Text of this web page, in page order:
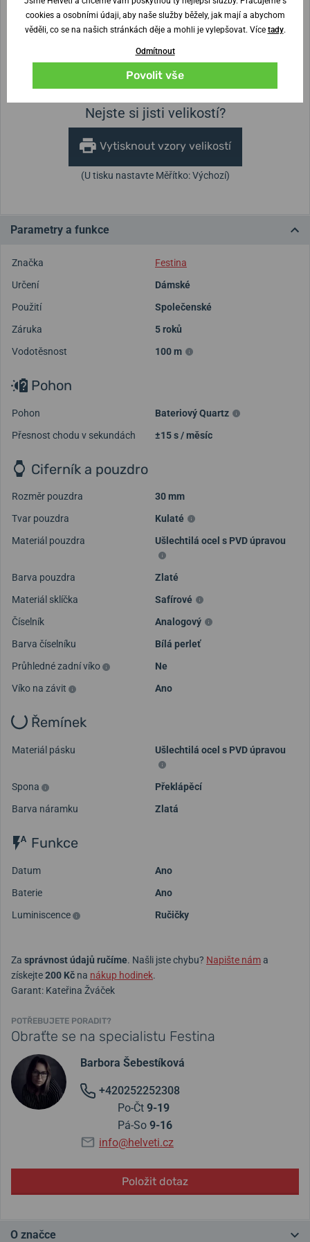
Šířka řemínku
Průměr pouzdra
30 mm
Nejste si jisti velikostí?
Vytisknout vzory velikostí
(U tisku nastavte Měřítko: Výchozí)
Parametry a funkce
Značka
Festina
Určení
Dámské
Použití
Společenské
Záruka
5 roků
Vodotěsnost
100 m
Pohon
Pohon
Bateriový Quartz
Přesnost chodu v sekundách
±15 s / měsíc
Ciferník a pouzdro
Rozměr pouzdra
30 mm
Tvar pouzdra
Kulaté
Materiál pouzdra
Ušlechtilá ocel s PVD úpravou
Barva pouzdra
Zlaté
Materiál sklíčka
Safírové
Číselník
Analogový
Barva číselníku
Bílá perleť
Průhledné zadní víko
Ne
Víko na závit
Ano
Řemínek
Materiál pásku Ušlechtilá ocel s PVD úpravou
Spona
Překlápěcí
Barva náramku
Zlatá
Funkce
Datum
Ano
Baterie
Ano
Luminiscence
Ručičky
Za správnost údajů ručíme. Našli jste chybu? Napište náma
získejte200 Kč na nákup hodinek.
Garant: Kateřina Žváček
POTŘEBUJETE PORADIT?
Obraťte se na specialistu Festina
Barbora Šebestíková
+420252252308
Po-Čt 9-19
Pá-So 9-16
info@helveti.cz
Položit dotaz
O značce
cookies a osobními údaji, aby naše služby běžely, jak mají a abychom
věděli, co se na našich stránkách děje a mohli je vylepšovat. Více tady.
Odmítnout
Povolit vše